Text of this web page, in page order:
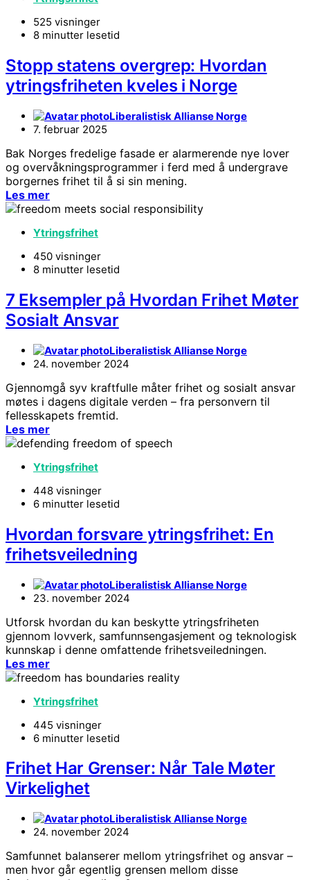
525 visninger
8 minutter lesetid
Stopp statens overgrep: Hvordan
ytringsfriheten kveles i Norge
Liberalistisk Allianse Norge
7. februar 2025
Bak Norges fredelige fasade er alarmerende nye lover
og overvåkningsprogrammer i ferd med å undergrave
borgernes frihet til å si sin mening.
Les mer
Ytringsfrihet
450 visninger
8 minutter lesetid
7 Eksempler på Hvordan Frihet Møter
Sosialt Ansvar
Liberalistisk Allianse Norge
24. november 2024
Gjennomgå syv kraftfulle måter frihet og sosialt ansvar
møtes i dagens digitale verden – fra personvern til
fellesskapets fremtid.
Les mer
Ytringsfrihet
448 visninger
6 minutter lesetid
Hvordan forsvare ytringsfrihet: En
frihetsveiledning
Liberalistisk Allianse Norge
23. november 2024
Utforsk hvordan du kan beskytte ytringsfriheten
gjennom lovverk, samfunnsengasjement og teknologisk
kunnskap i denne omfattende frihetsveiledningen.
Les mer
Ytringsfrihet
445 visninger
6 minutter lesetid
Frihet Har Grenser: Når Tale Møter
Virkelighet
Liberalistisk Allianse Norge
24. november 2024
Samfunnet balanserer mellom ytringsfrihet og ansvar –
men hvor går egentlig grensen mellom disse